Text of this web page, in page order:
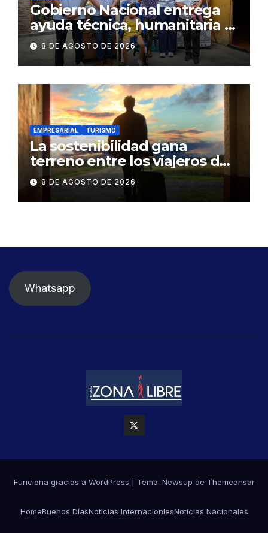
Gobierno Nacional entrega
ayuda técnica, humanitaria y
Bono Joaquín Gallegos Lara a
familia en situación de
vulnerabilidad
8 DE AGOSTO DE 2026
EMPRESARIAL TURISMO
La sostenibilidad gana
terreno entre los viajeros de
negocios
8 DE AGOSTO DE 2026
Whatsapp
Funciona gracias a WordPress Tema: Newsup de Themeansar
HomeBuenos DíasNoticias InternacionlesNoticias Nacionales